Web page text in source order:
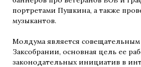
портретами Пушкина, а также
музыкантов.
Молдума является
Заксобрании, основная цель ее
законодательных инициатив в